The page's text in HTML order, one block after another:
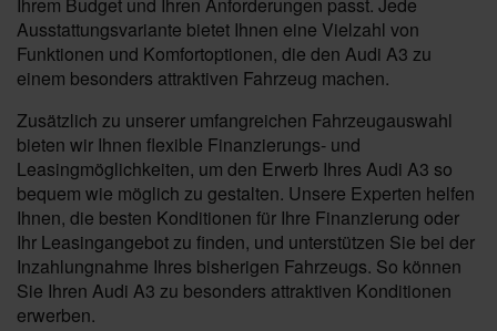
Ausstattungsvariante bietet Ihnen eine Vielzahl von
Funktionen und Komfortoptionen, die den Audi A3 zu
einem besonders attraktiven Fahrzeug machen.
Zusätzlich zu unserer umfangreichen Fahrzeugauswahl
bieten wir Ihnen flexible Finanzierungs- und
Leasingmöglichkeiten, um den Erwerb Ihres Audi A3 so
bequem wie möglich zu gestalten. Unsere Experten helfen
Ihnen, die besten Konditionen für Ihre Finanzierung oder
Ihr Leasingangebot zu finden, und unterstützen Sie bei der
Inzahlungnahme Ihres bisherigen Fahrzeugs. So können
Sie Ihren Audi A3 zu besonders attraktiven Konditionen
erwerben.